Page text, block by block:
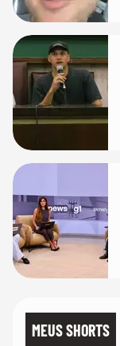
MEUS SHORTS